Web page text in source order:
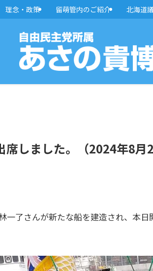
理念・政策 留萌管内のご紹介 北海道
しました。（2024年8月
了さんが新たな船を建造され、本日